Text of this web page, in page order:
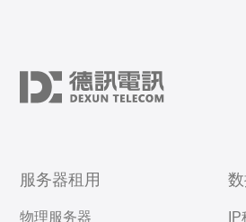
服务器租用
物理服务器